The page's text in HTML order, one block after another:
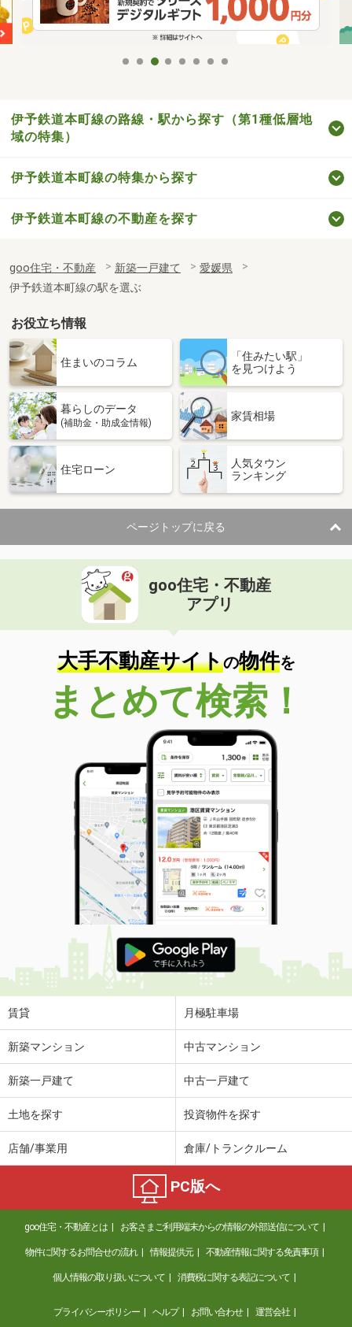
伊予鉄道本町線の路線・駅から探す（第1種低層地
域の特集）
伊予鉄道本町線の特集から探す
伊予鉄道本町線の不動産を探す
goo住宅・不動産 新築一戸建て
愛媛県
伊予鉄道本町線の駅を選ぶ
お役立ち情報
住まいのコラム
「住みたい駅」
を見つけよう
暮らしのデータ
(補助金・助成金情報)
家賃相場
住宅ローン
人気タウン
ランキング
ページトップに戻る
goo住宅・不動産
アプリ
大手不動産サイトの物件を
まとめて検索！
賃貸 月極駐車場
新築マンション 中古マンション
新築一戸建て 中古一戸建て
土地を探す 投資物件を探す
店舗/事業用 倉庫/トランクルーム
PC版へ
goo住宅・不動産とは お客さまご利用端末からの情報の外部送信について
物件に関するお問合せの流れ 情報提供元 不動産情報に関する免責事項
個人情報の取り扱いについて 消費税に関する表記について
プライバシーポリシー ヘルプ お問い合わせ 運営会社